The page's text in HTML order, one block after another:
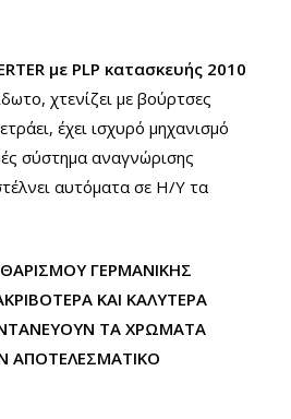
με PLP κατασκευής 2010
χτενίζει με βούρτσες
έχει ισχυρό μηχανισμό
σύστημα αναγνώρισης
αυτόματα σε Η/Υ τα
ΓΕΡΜΑΝΙΚΗΣ
ΚΑΙ ΚΑΛΥΤΕΡΑ
ΤΑ ΧΡΩΜΑΤΑ
ΑΠΟΤΕΛΕΣΜΑΤΙΚΟ